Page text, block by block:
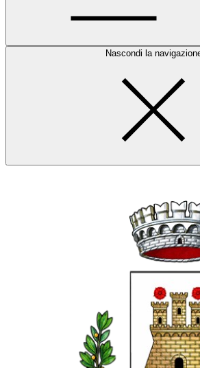
Nascondi la